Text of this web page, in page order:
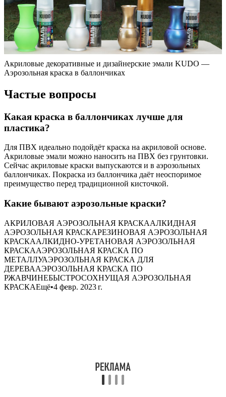
Акриловые декоративные и дизайнерские эмали KUDO —
Аэрозольная краска в баллончиках
Частые вопросы
Какая краска в баллончиках лучше для
пластика?
Для ПВХ идеально подойдёт краска на акриловой основе.
Акриловые эмали можно наносить на ПВХ без грунтовки.
Сейчас акриловые краски выпускаются и в аэрозольных
баллончиках. Покраска из баллончика даёт неоспоримое
преимущество перед традиционной кисточкой.
Какие бывают аэрозольные краски?
АКРИЛОВАЯ АЭРОЗОЛЬНАЯ КРАСКААЛКИДНАЯ
АЭРОЗОЛЬНАЯ КРАСКАРЕЗИНОВАЯ АЭРОЗОЛЬНАЯ
КРАСКААЛКИДНО-УРЕТАНОВАЯ АЭРОЗОЛЬНАЯ
КРАСКААЭРОЗОЛЬНАЯ КРАСКА ПО
МЕТАЛЛУАЭРОЗОЛЬНАЯ КРАСКА ДЛЯ
ДЕРЕВААЭРОЗОЛЬНАЯ КРАСКА ПО
РЖАВЧИНЕБЫСТРОСОХНУЩАЯ АЭРОЗОЛЬНАЯ
КРАСКАЕщё•4 февр. 2023 г.